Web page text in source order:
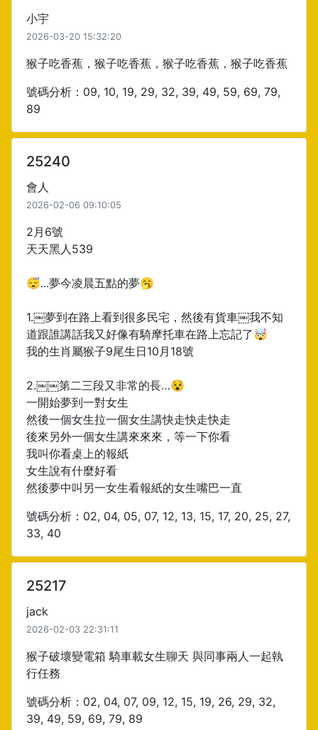
小宇
2026-03-20 15:32:20
猴子吃香蕉，猴子吃香蕉，猴子吃香蕉，猴子吃香蕉
號碼分析：09, 10, 19, 29, 32, 39, 49, 59, 69, 79,
89
25240
會人
2026-02-06 09:10:05
2月6號
天天黑人539
😴...夢今凌晨五點的夢🥱
1.￼夢到在路上看到很多民宅，然後有貨車￼我不知
道跟誰講話我又好像有騎摩托車在路上忘記了🤯
我的生肖屬猴子9尾生日10月18號
2.￼￼第二三段又非常的長…😵
一開始夢到一對女生
然後一個女生拉一個女生講快走快走快走
後來另外一個女生講來來來，等一下你看
我叫你看桌上的報紙
女生說有什麼好看
然後夢中叫另一女生看報紙的女生嘴巴一直
號碼分析：02, 04, 05, 07, 12, 13, 15, 17, 20, 25, 27,
33, 40
25217
jack
2026-02-03 22:31:11
猴子破壞變電箱 騎車載女生聊天 與同事兩人一起執
行任務
號碼分析：02, 04, 07, 09, 12, 15, 19, 26, 29, 32,
39, 49, 59, 69, 79, 89